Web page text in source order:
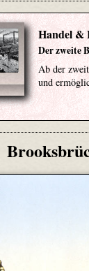
Handel &
Der zweite
Ab der
und